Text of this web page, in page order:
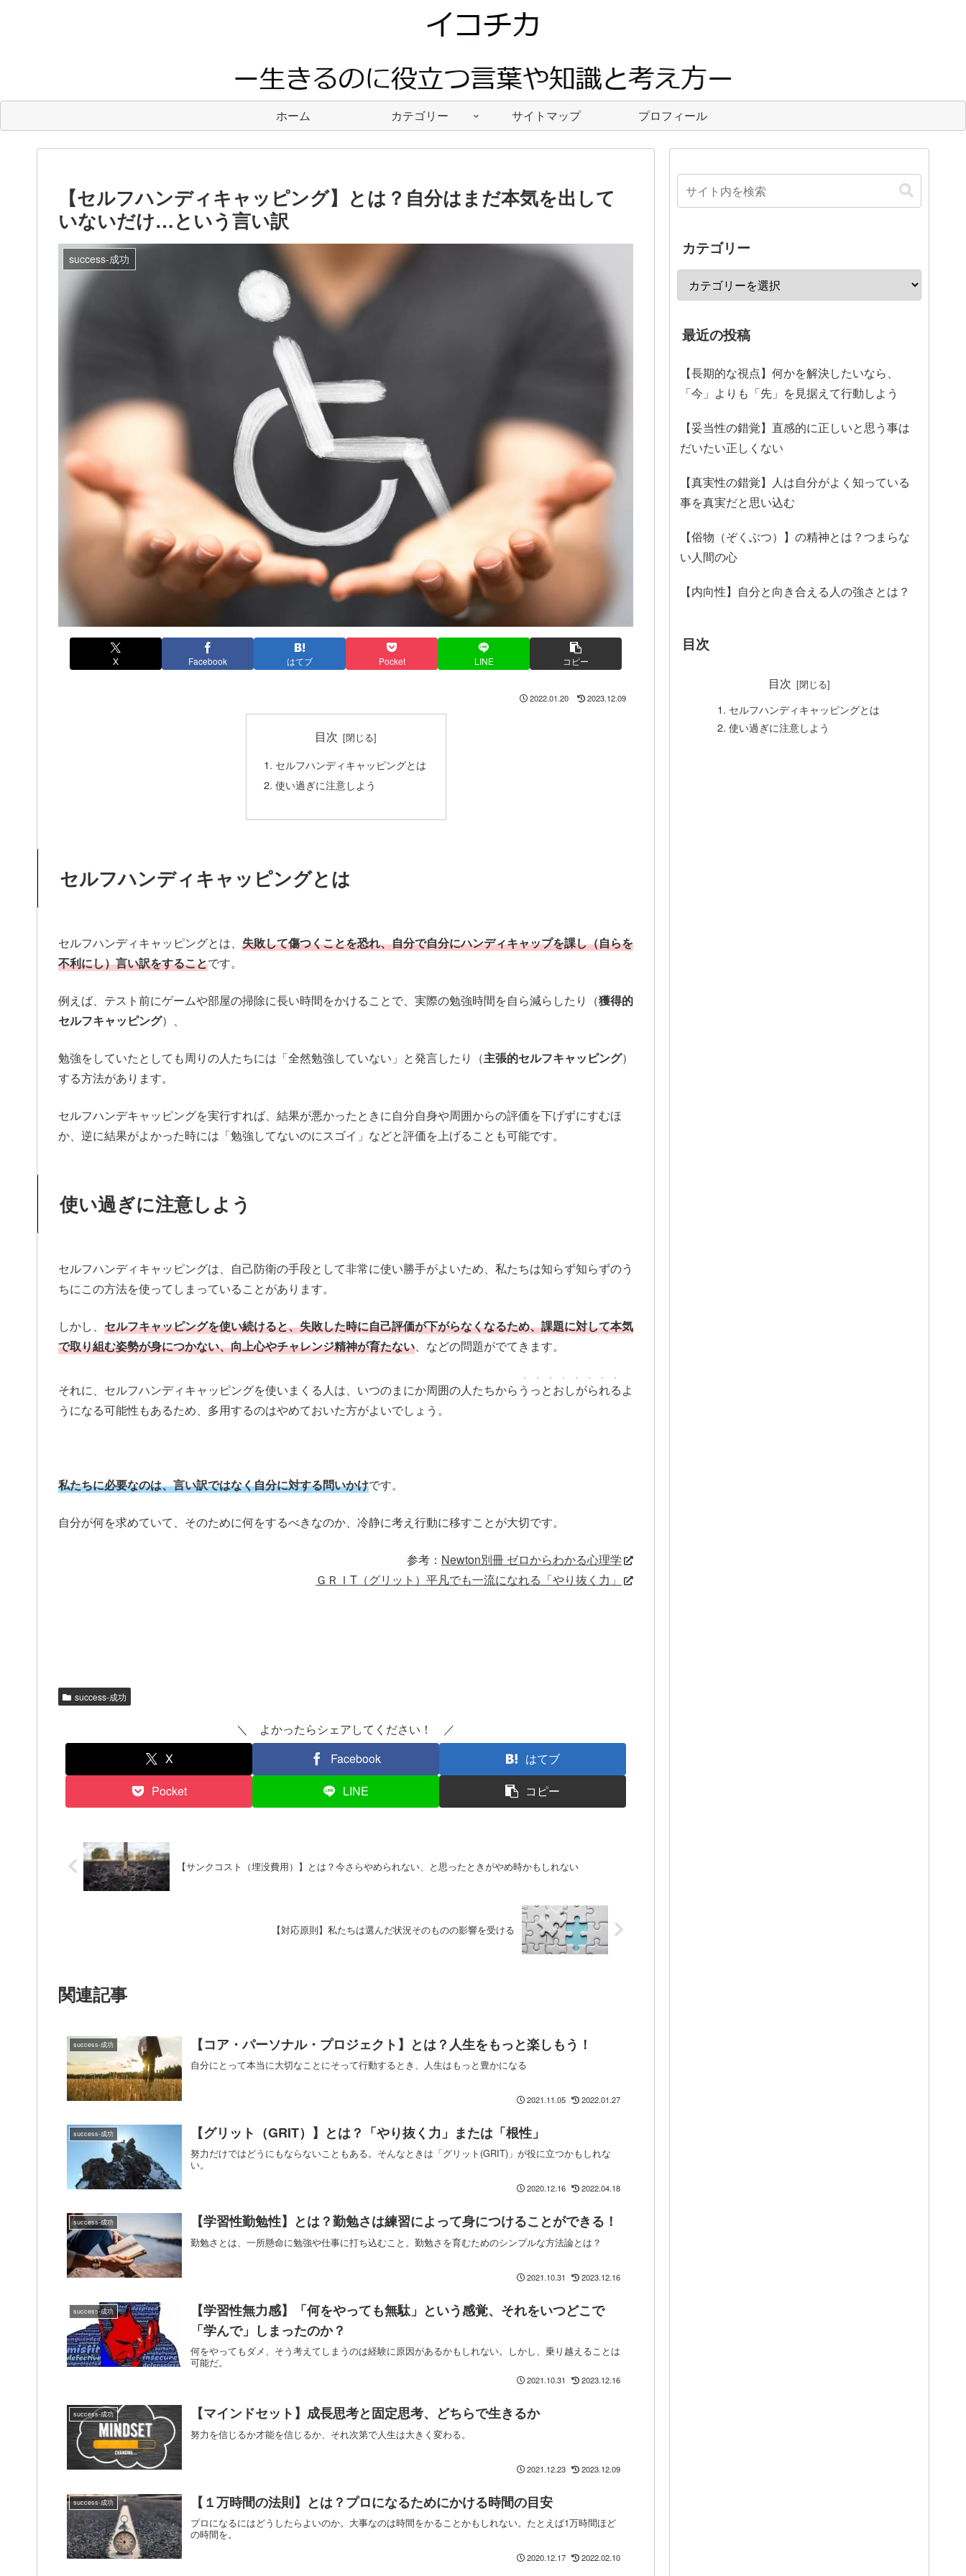
ホーム カテゴリー サイトマップ プロフィール
【セルフハンディキャッピング】とは？自分はまだ本気を出して
いないだけ…という言い訳
success-成功
X Facebook はてブ Pocket LINE コピー
2022.01.20 2023.12.09
目次
セルフハンディキャッピングとは
使い過ぎに注意しよう
セルフハンディキャッピングとは
セルフハンディキャッピングとは、 失敗して傷つくことを恐れ、自分で自分にハンディキャップを課し（自らを
不利にし）言い訳をすることです。
例えば、テスト前にゲームや部屋の掃除に長い時間をかけることで、実際の勉強時間を自ら減らしたり（獲得的
セルフキャッピング）、
勉強をしていたとしても周りの人たちには「全然勉強していない」と発言したり（主張的セルフキャッピング）
する方法があります。
セルフハンデキャッピングを実行すれば、結果が悪かったときに自分自身や周囲からの評価を下げずにすむほ
か、逆に結果がよかった時には「勉強してないのにスゴイ」などと評価を上げることも可能です。
使い過ぎに注意しよう
セルフハンディキャッピングは、自己防衛の手段として非常に使い勝手がよいため、私たちは知らず知らずのう
ちにこの方法を使ってしまっていることがあります。
しかし、 セルフキャッピングを使い続けると、失敗した時に自己評価が下がらなくなるため、課題に対して本気
で取り組む姿勢が身につかない、向上心やチャレンジ精神が育たない、などの問題がでてきます。
それに、セルフハンディキャッピングを使いまくる人は、いつのまにか周囲の人たちから うっとおしがられる
・・・・・・・・
よ
うになる可能性もあるため、多用するのはやめておいた方がよいでしょう。
私たちに必要なのは、言い訳ではなく自分に対する問いかけです。
自分が何を求めていて、そのために何をするべきなのか、冷静に考え行動に移すことが大切です。
参考： Newton別冊 ゼロからわかる心理学
ＧＲＩT（グリット）平凡でも一流になれる「やり抜く力」
success-成功
＼ よかったらシェアしてください！ ／
X
Facebook
はてブ
Pocket
LINE コピー
【サンクコスト（埋没費用）】とは？今さらやめられない、と思ったときがやめ時かもしれない
【対応原則】私たちは選んだ状況そのものの影響を受ける
関連記事
success-成功 【コア・パーソナル・プロジェクト】とは？人生をもっと楽しもう！
自分にとって本当に大切なことにそって行動するとき、人生はもっと豊かになる
2021.11.05 2022.01.27
success-成功 【グリット（GRIT）】とは？「やり抜く力」または「根性」
努力だけではどうにもならないこともある。そんなときは「グリット(GRIT)」が役に立つかもしれな
い。
2020.12.16 2022.04.18
success-成功 【学習性勤勉性】とは？勤勉さは練習によって身につけることができる！
勤勉さとは、一所懸命に勉強や仕事に打ち込むこと。勤勉さを育むためのシンプルな方法論とは？
2021.10.31 2023.12.16
success-成功
【学習性無力感】「何をやっても無駄」という感覚、それをいつどこで
「学んで」しまったのか？
何をやってもダメ、そう考えてしまうのは経験に原因があるかもしれない。しかし、乗り越えることは
可能だ。
2021.10.31 2023.12.16
success-成功 【マインドセット】成長思考と固定思考、どちらで生きるか
努力を信じるか才能を信じるか、それ次第で人生は大きく変わる。
2021.12.23 2023.12.09
success-成功 【１万時間の法則】とは？プロになるためにかける時間の目安
プロになるにはどうしたらよいのか。大事なのは時間をかることかもしれない。たとえば1万時間ほど
の時間を。
2020.12.17 2022.02.10
カテゴリー
最近の投稿
【長期的な視点】何かを解決したいなら、
「今」よりも「先」を見据えて行動しよう
【妥当性の錯覚】直感的に正しいと思う事は
だいたい正しくない
【真実性の錯覚】人は自分がよく知っている
事を真実だと思い込む
【俗物（ぞくぶつ）】の精神とは？つまらな
い人間の心
【内向性】自分と向き合える人の強さとは？
目次
目次
セルフハンディキャッピングとは
使い過ぎに注意しよう